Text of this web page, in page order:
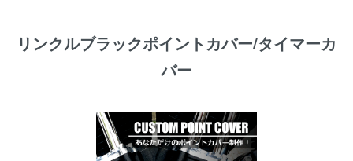
リンクルブラックポイントカバー/タイマーカ
バー